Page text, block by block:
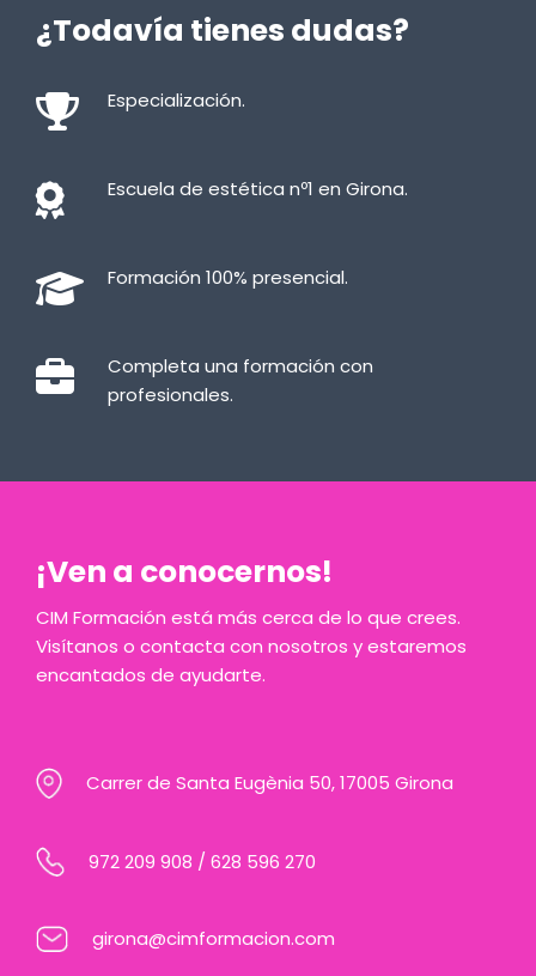
¿Todavía tienes dudas?
Especialización.
Escuela de estética nº1 en Girona.
Formación 100% presencial.
Completa una formación con
profesionales.
¡Ven a conocernos!
CIM Formación está más cerca de lo que crees.
Visítanos o contacta con nosotros y estaremos
encantados de ayudarte.
Carrer de Santa Eugènia 50, 17005 Girona
972 209 908 / 628 596 270
girona@cimformacion.com